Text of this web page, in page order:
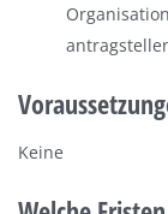
Keine